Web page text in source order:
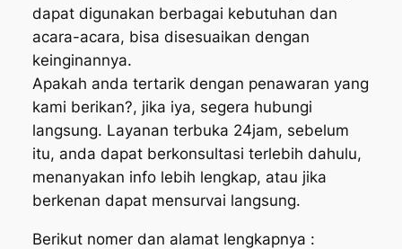
dapat digunakan berbagai kebutuhan dan
acara-acara, bisa disesuaikan dengan
keinginannya.
Apakah anda tertarik dengan penawaran yang
kami berikan?, jika iya, segera hubungi
langsung. Layanan terbuka 24jam, sebelum
itu, anda dapat berkonsultasi terlebih dahulu,
menanyakan info lebih lengkap, atau jika
berkenan dapat mensurvai langsung.
Berikut nomer dan alamat lengkapnya :